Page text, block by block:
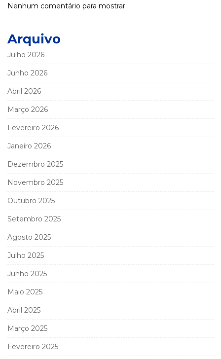
Nenhum comentário para mostrar.
Arquivo
Julho 2026
Junho 2026
Abril 2026
Março 2026
Fevereiro 2026
Janeiro 2026
Dezembro 2025
Novembro 2025
Outubro 2025
Setembro 2025
Agosto 2025
Julho 2025
Junho 2025
Maio 2025
Abril 2025
Março 2025
Fevereiro 2025